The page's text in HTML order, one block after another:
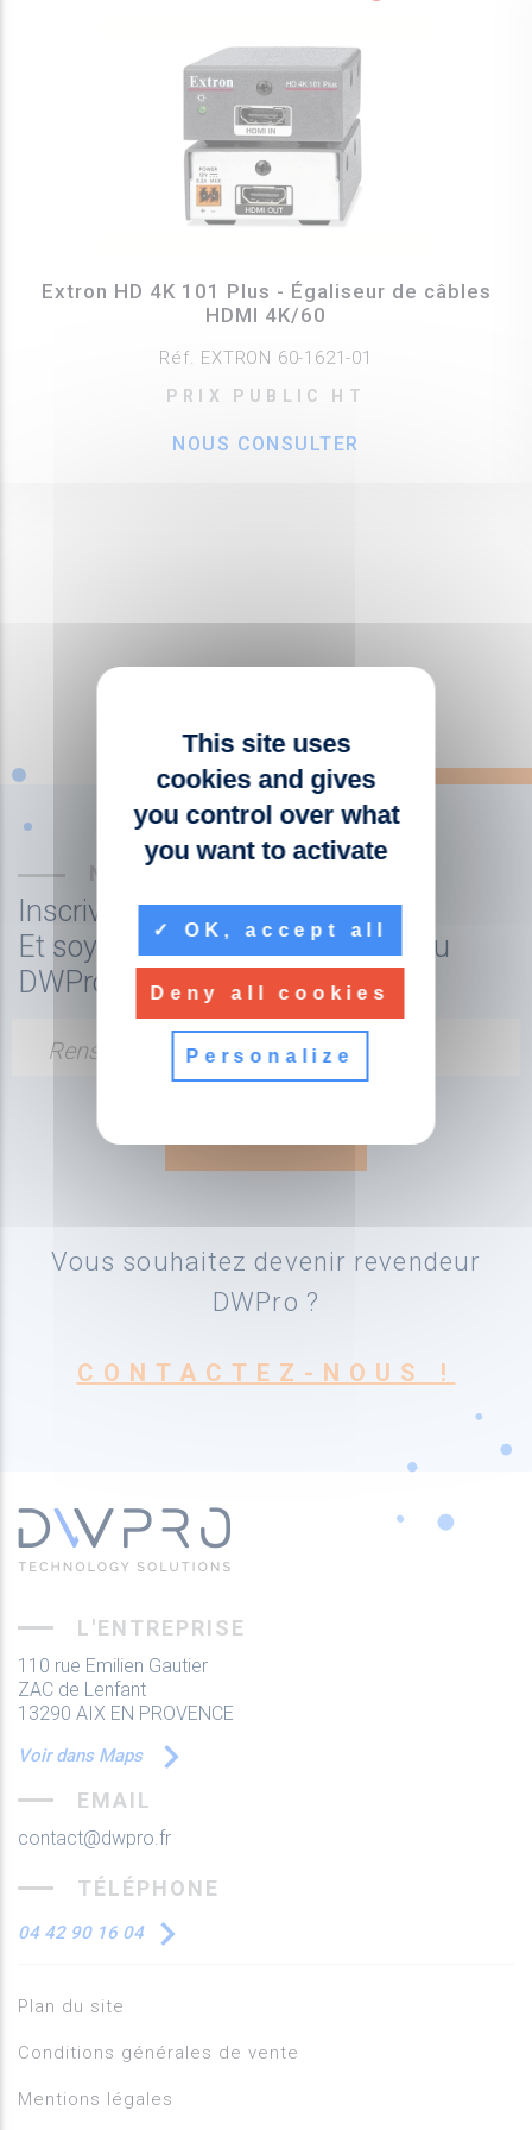
Extron HD 4K 101 Plus - Égaliseur de câbles
HDMI 4K/60
Réf. EXTRON 60-1621-01
PRIX PUBLIC HT
NOUS CONSULTER
NEWSLETTER
Inscrivez-vous à la newsletter
Et soyez tenu au courant de l'actu
DWPro
Renseignez votre adresse email
Vous souhaitez devenir revendeur
DWPro ?
CONTACTEZ-NOUS !
L'ENTREPRISE
110 rue Emilien Gautier
ZAC de Lenfant
13290 AIX EN PROVENCE
Voir dans Maps
EMAIL
contact@dwpro.fr
TÉLÉPHONE
04 42 90 16 04
Plan du site
Conditions générales de vente
Mentions légales
This site uses
cookies and gives
you control over what
you want to activate
OK, accept all
Deny all cookies
Personalize